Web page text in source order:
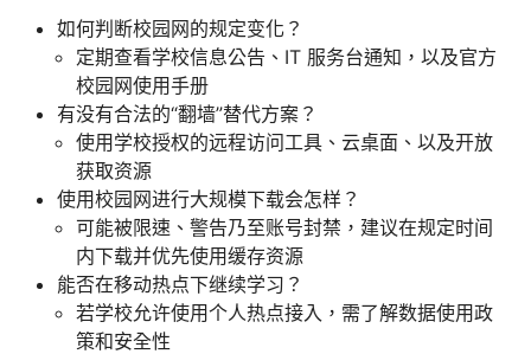
如何判断校园网的规定变化？
定期查看学校信息公告、IT 服务台通知，以及官方
校园网使用手册
有没有合法的“翻墙”替代方案？
使用学校授权的远程访问工具、云桌面、以及开放
获取资源
使用校园网进行大规模下载会怎样？
可能被限速、警告乃至账号封禁，建议在规定时间
内下载并优先使用缓存资源
能否在移动热点下继续学习？
若学校允许使用个人热点接入，需了解数据使用政
策和安全性